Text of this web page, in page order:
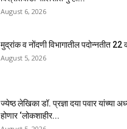
August 6, 2026
मुद्रांक व नोंदणी विभागातील पदोन्नतीत 22
August 5, 2026
ज्येष्ठ लेखिका डॉ. प्रज्ञा दया पवार यांच्या
होणार ‘लोकशाहीर...